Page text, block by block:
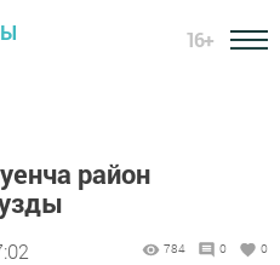
16+
район
784 0 0